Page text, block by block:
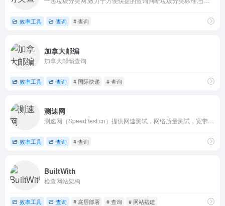
效率工具 查询 # 查询
加拿大邮编
加拿大邮编查询
效率工具 查询 # 国际快递 # 查询
测速网
效率工具 查询 # 查询
BuiltWith
检查网站架构
效率工具 查询 # 底层部署 # 查询 # 网站搭建